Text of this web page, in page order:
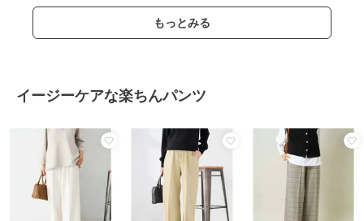
もっとみる
イージーケアな楽ちんパンツ